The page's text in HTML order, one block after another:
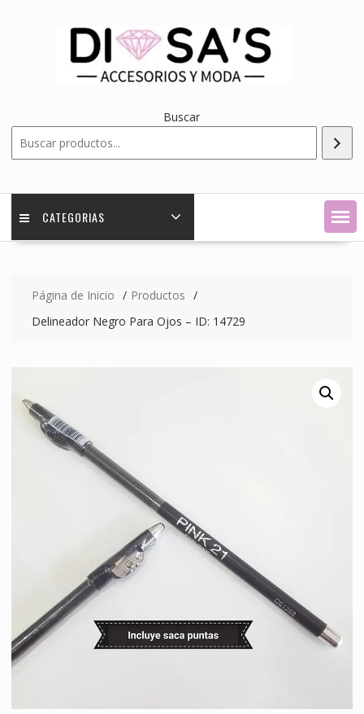
Buscar
CATEGORIAS
Página de Inicio
Productos
Delineador Negro Para Ojos – ID: 14729